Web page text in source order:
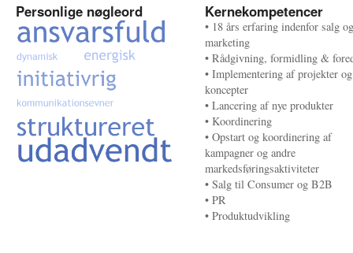
Personlige nøgleord Kernekompetencer
• 18 års erfaring indenfor salg og
marketing
• Rådgivning, formidling &
• Implementering af projekter og
koncepter
• Lancering af nye produkter
• Koordinering
• Opstart og koordinering af
kampagner og andre
markedsføringsaktiviteter
• Salg til Consumer og B2B
• PR
• Produktudvikling